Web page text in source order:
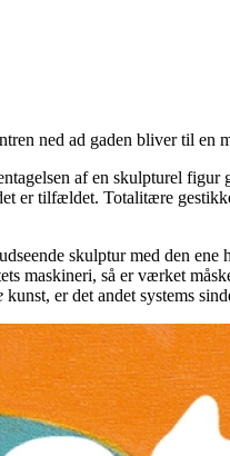
ned ad gaden bliver til en
af en skulpturel
tilfældet. Totalitære
skulptur med den
så er værket
kunst, er det andet systems